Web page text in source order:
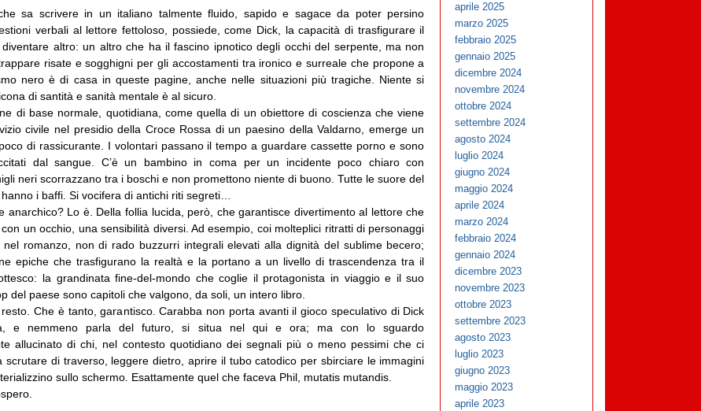
sa scrivere in un italiano talmente fluido, sapido e sagace da poter persino
verbali al lettore fettoloso, possiede, come Dick, la capacità di trasfigurare il
diventare altro: un altro che ha il fascino ipnotico degli occhi del serpente, ma non
risate e sogghigni per gli accostamenti tra ironico e surreale che propone a
nero è di casa in queste pagine, anche nelle situazioni più tragiche. Niente si
di santità e sanità mentale è al sicuro.
di base normale, quotidiana, come quella di un obiettore di coscienza che viene
civile nel presidio della Croce Rossa di un paesino della Valdarno, emerge un
di rassicurante. I volontari passano il tempo a guardare cassette porno e sono
dal sangue. C’è un bambino in coma per un incidente poco chiaro con
neri scorrazzano tra i boschi e non promettono niente di buono. Tutte le suore del
i baffi. Si vocifera di antichi riti segreti…
anarchico? Lo è. Della follia lucida, però, che garantisce divertimento al lettore che
un occhio, una sensibilità diversi. Ad esempio, coi molteplici ritratti di personaggi
romanzo, non di rado buzzurri integrali elevati alla dignità del sublime becero;
epiche che trasfigurano la realtà e la portano a un livello di trascendenza tra il
la grandinata fine-del-mondo che coglie il protagonista in viaggio e il suo
del paese sono capitoli che valgono, da soli, un intero libro.
resto. Che è tanto, garantisco. Carabba non porta avanti il gioco speculativo di Dick
e nemmeno parla del futuro, si situa nel qui e ora; ma con lo sguardo
allucinato di chi, nel contesto quotidiano dei segnali più o meno pessimi che ci
scrutare di traverso, leggere dietro, aprire il tubo catodico per sbirciare le immagini
sullo schermo. Esattamente quel che faceva Phil, mutatis mutandis.
aprile 2025
marzo 2025
febbraio 2025
gennaio 2025
dicembre 2024
novembre 2024
ottobre 2024
settembre 2024
agosto 2024
luglio 2024
giugno 2024
maggio 2024
aprile 2024
marzo 2024
febbraio 2024
gennaio 2024
dicembre 2023
novembre 2023
ottobre 2023
settembre 2023
agosto 2023
luglio 2023
giugno 2023
maggio 2023
aprile 2023